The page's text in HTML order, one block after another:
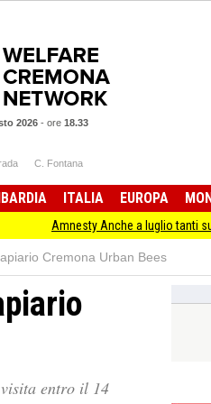
2026- ore 18.33
C. Fontana
ITALIA EUROPA
Anche a luglio tanti successi ed
Cremona Urban Bees
entro il 14